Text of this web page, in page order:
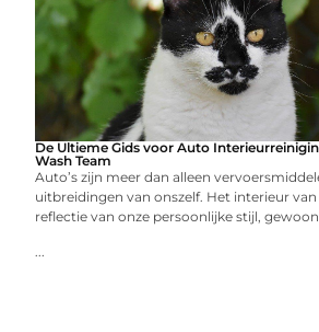
De Ultieme Gids voor Auto
Wash Team
Auto’s zijn meer dan alleen
uitbreidingen van onszelf. Het interieur van
reflectie van onze persoonlijke stijl,
...